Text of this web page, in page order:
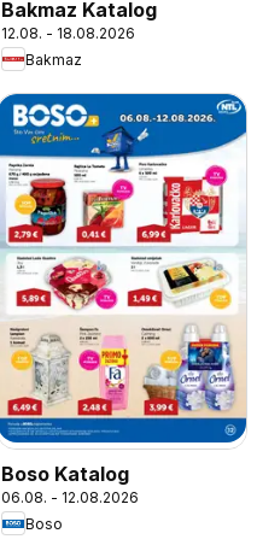
Bakmaz Katalog
12.08. - 18.08.2026
Bakmaz
Boso Katalog
06.08. - 12.08.2026
Boso